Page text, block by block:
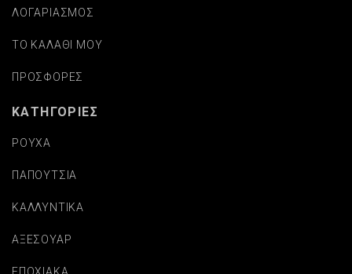
ΛΟΓΑΡΙΑΣΜΟΣ
ΤΟ ΚΑΛΑΘΙ ΜΟΥ
ΠΡΟΣΦΟΡΕΣ
ΚΑΤΗΓΟΡΙΕΣ
ΡΟΥΧΑ
ΠΑΠΟΥΤΣΙΑ
ΚΑΛΛΥΝΤΙΚΑ
ΑΞΕΣΟΥΑΡ